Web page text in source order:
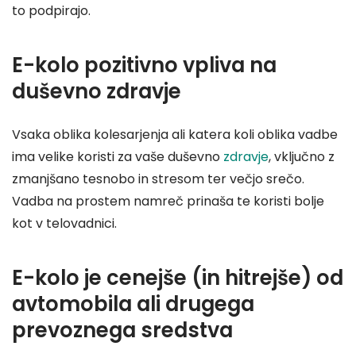
to podpirajo.
E-kolo pozitivno vpliva na
duševno zdravje
Vsaka oblika kolesarjenja ali katera koli oblika vadbe
ima velike koristi za vaše duševno zdravje, vključno z
zmanjšano tesnobo in stresom ter večjo srečo.
Vadba na prostem namreč prinaša te koristi bolje
kot v telovadnici.
E-kolo je cenejše (in hitrejše) od
avtomobila ali drugega
prevoznega sredstva